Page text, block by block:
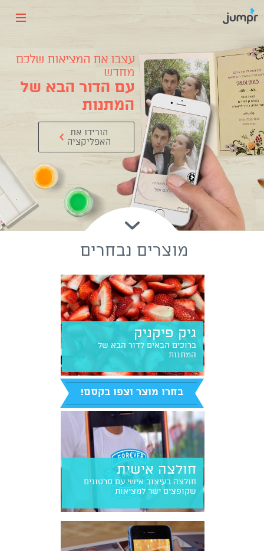
עצבו את המציאות שלכם
מחדש
עם הדור הבא של
המתנות
הורידו את
האפליקציה
מוצרים נבחרים
בחרו מוצר וצפו בקסם!
גיק פיקניק
ברוכים הבאים לדור הבא של
המתנות
חולצה אישית
חולצה בעיצוב אישי עם סרטונים
שקופצים ישר למציאות